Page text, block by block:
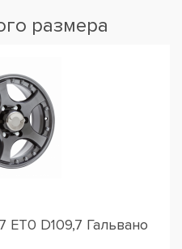
размера
ET0 D109,7 Гальвано